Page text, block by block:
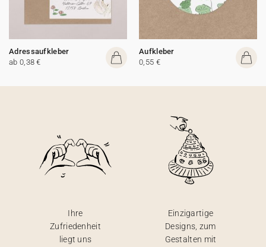
Adressaufkleber
ab 0,38 €
Aufkleber
0,55 €
Ihre
Zufriedenheit
liegt uns
Einzigartige
Designs, zum
Gestalten mit